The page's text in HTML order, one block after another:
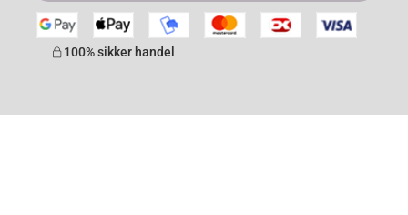
100% sikker handel